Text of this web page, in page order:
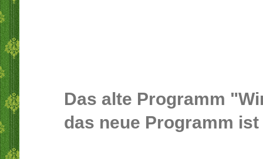
Das alte Programm
das neue Programm